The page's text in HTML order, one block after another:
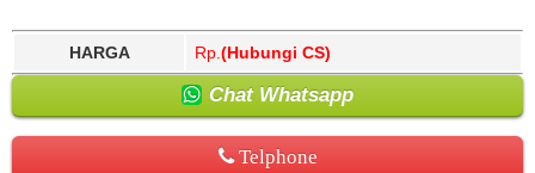
HARGA Rp. (Hubungi CS)
Chat Whatsapp
Telphone